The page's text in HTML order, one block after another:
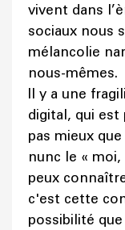
vivent dans
sociaux nous
mélancolie
nous-mêmes.
Il y a une
digital, qui est
pas mieux
nunc le «
peux
c'est cette
possibilité